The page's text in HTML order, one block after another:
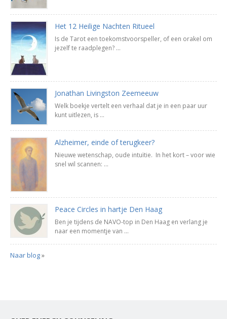
Het 12 Heilige Nachten Ritueel
Is de Tarot een toekomstvoorspeller, of een orakel om
jezelf te raadplegen? ...
Jonathan Livingston Zeemeeuw
Welk boekje vertelt een verhaal dat je in een paar uur
kunt uitlezen, is ...
Alzheimer, einde of terugkeer?
Nieuwe wetenschap, oude intuïtie. In het kort – voor wie
snel wil scannen: ...
Peace Circles in hartje Den Haag
Ben je tijdens de NAVO-top in Den Haag en verlang je
naar een momentje van ...
Naar blog»